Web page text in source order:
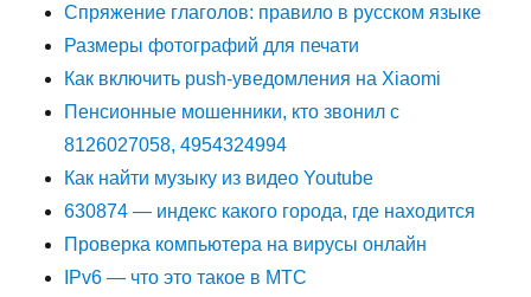
Спряжение глаголов: правило в русском языке
Размеры фотографий для печати
Как включить push-уведомления на Xiaomi
Пенсионные мошенники, кто звонил с
8126027058, 4954324994
Как найти музыку из видео Youtube
630874 — индекс какого города, где находится
Проверка компьютера на вирусы онлайн
IPv6 — что это такое в МТС